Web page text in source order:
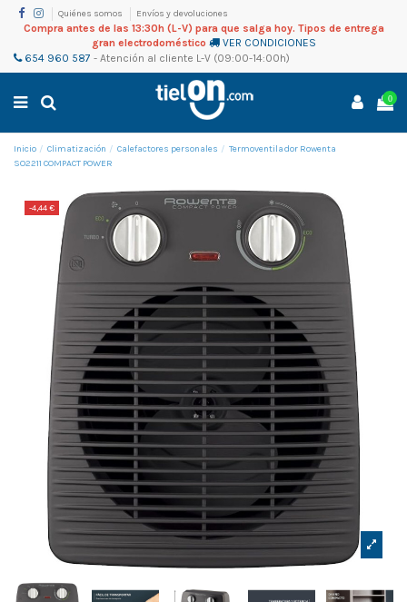
Quiénes somos Envíos y devoluciones
Compra antes de las 13:30h (L-V) para que salga hoy. Tipos de entrega
gran electrodoméstico
VER CONDICIONES
654 960 587 - Atención al cliente L-V (09:00-14:00h)
0
Inicio Climatización Calefactores personales
Termoventilador Rowenta
SO2211 COMPACT POWER
-4,44 €